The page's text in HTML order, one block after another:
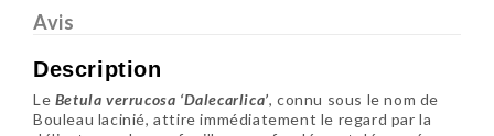
Avis
Description
Le Betula verrucosa ‘Dalecarlica’, connu sous le nom de
Bouleau lacinié, attire immédiatement le regard par la